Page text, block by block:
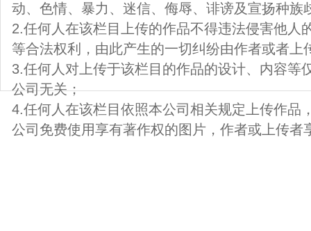
动、色情、暴力、迷信、侮辱、诽谤及宣扬种族
2.任何人在该栏目上传的作品不得违法侵害他人
等合法权利，由此产生的一切纠纷由作者或者上
3.任何人对上传于该栏目的作品的设计、内容等
公司无关；
4.任何人在该栏目依照本公司相关规定上传作品
公司免费使用享有著作权的图片，作者或上传者